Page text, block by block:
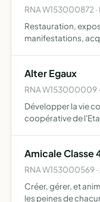
RNA W153000872
Restauration,
manifestations,
Alter Egaux
RNA W153000009
Développer la vie
coopérative de
de la vie civilq…
Amicale Classe
RNA W153000569
Créer, gérer, et
les peines de